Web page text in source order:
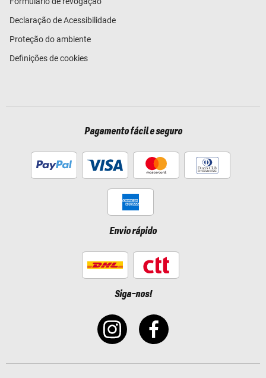
Declaração de Acessibilidade
Proteção do ambiente
Definições de cookies
Pagamento fácil e seguro
Envio rápido
Siga-nos!